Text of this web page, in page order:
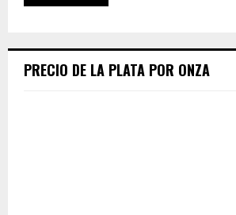
PRECIO DE LA PLATA POR ONZA